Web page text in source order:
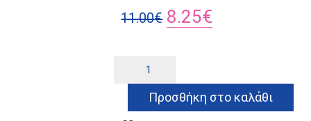
11.00€ Original
11.00€.
8.25€
είναι:
8.25€.
ραφτάκος
των
ποσότητα
Προσθήκη στο καλάθι